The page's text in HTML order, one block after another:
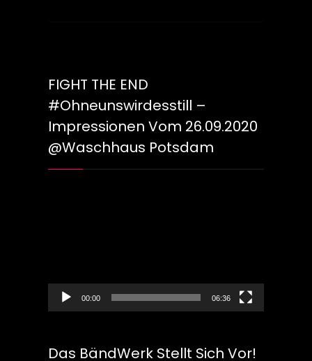
FIGHT THE END
#ohneunswirdesstill –
Impressionen Vom 26.09.2020
@Waschhaus Potsdam
00:00 06:36
Das BändWerk Stellt Sich Vor!